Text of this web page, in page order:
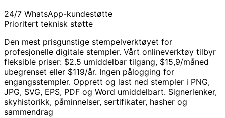
24/7 WhatsApp-kundestøtte
Prioritert teknisk støtte
Den mest prisgunstige stempelverktøyet for
profesjonelle digitale stempler. Vårt onlineverktøy tilbyr
fleksible priser: $2.5 umiddelbar tilgang, $15,9/måned
ubegrenset eller $119/år. Ingen pålogging for
engangsstempler. Opprett og last ned stempler i PNG,
JPG, SVG, EPS, PDF og Word umiddelbart. Signerlenker,
skyhistorikk, påminnelser, sertifikater, hasher og
sammendrag